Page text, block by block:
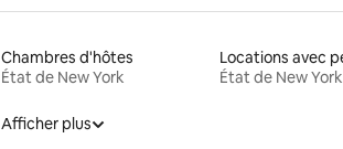
Chambres d'hôtes
État de New York
État de New York
Afficher plus